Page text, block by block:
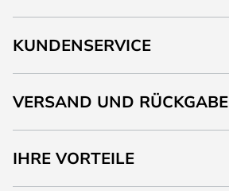
KUNDENSERVICE
VERSAND UND RÜCKGABE
IHRE VORTEILE